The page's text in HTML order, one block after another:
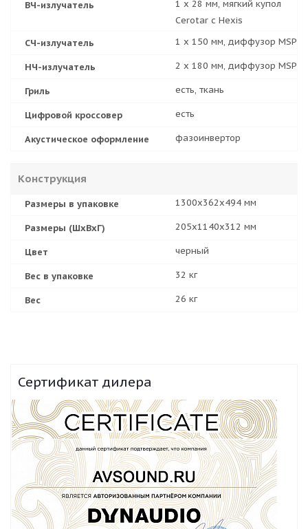
ВЧ-излучатель
1 х 28 мм, мягкий купол
Cerotar с Hexis
СЧ-излучатель
1 x 150 мм, диффузор MSP
НЧ-излучатель 2 x 180 мм, диффузор MSP
Гриль есть, ткань
Цифровой кроссовер есть
Акустическое оформление фазоинвертор
Конструкция
Размеры в упаковке 1300x362x494 мм
Размеры (ШхВхГ) 205х1140х312 мм
Цвет черный
Вес в упаковке 32 кг
Вес 26 кг
Сертификат дилера